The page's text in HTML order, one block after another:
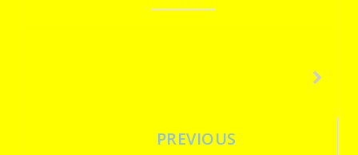
PREVIOUS